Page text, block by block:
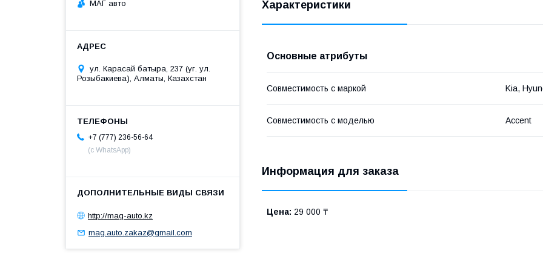
Характеристики
Основные атрибуты
Совместимость с маркой Kia,
Совместимость с моделью Accent
Информация для заказа
Цена: 29 000 ₸
МАГ авто
ул. Карасай батыра, 237 (уг. ул.
Розыбакиева), Алматы, Казахстан
+7 (777) 236-56-64
(с WhatsApp)
http://mag-auto.kz
mag.auto.zakaz@gmail.com